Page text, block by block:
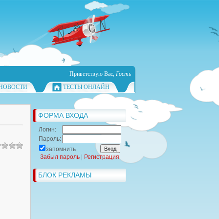
Приветствую Вас, Гость
ТЕСТЫ ОНЛАЙН
ФОРМА ВХОДА
Логин:
Пароль:
запомнить
Забыл пароль
Регистрация
БЛОК РЕКЛАМЫ